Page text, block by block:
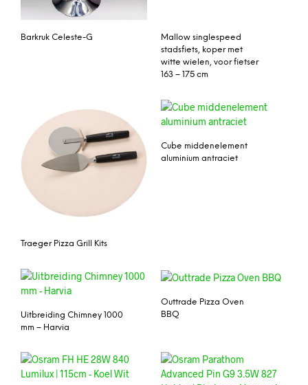
Barkruk Celeste-G
Mallow singlespeed
stadsfiets, koper met
witte wielen, voor fietser
163 – 175 cm
Traeger Pizza Grill Kits
Cube middenelement
aluminium antraciet
Uitbreiding Chimney 1000
mm – Harvia
Outtrade Pizza Oven
BBQ